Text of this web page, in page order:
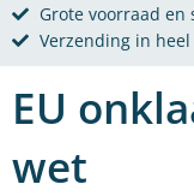
Grote voorraad en
Verzending in
EU
wet